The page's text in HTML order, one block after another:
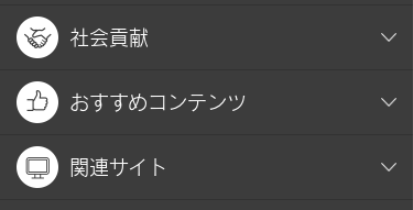
社会貢献
おすすめコンテンツ
関連サイト